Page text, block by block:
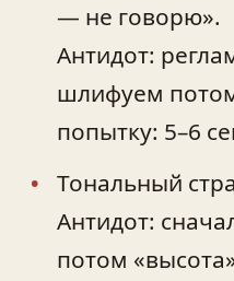
— не говорю».
Антидот:
шлифуем
попытку: 5–6
Тональный
Антидот:
потом